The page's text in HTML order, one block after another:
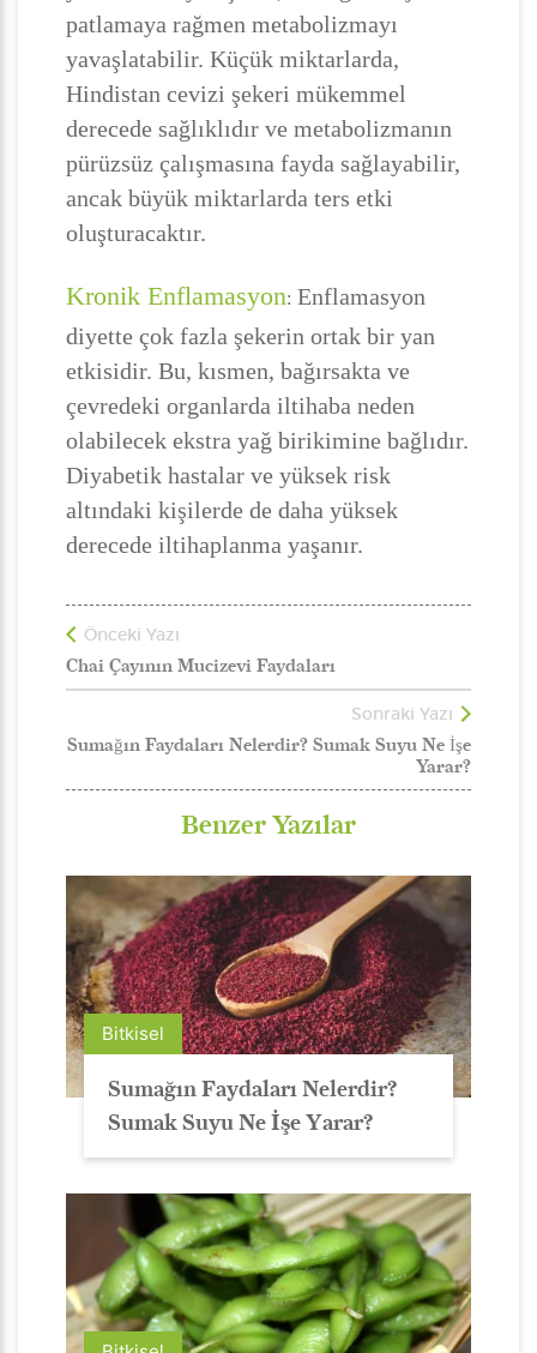
patlamaya rağmen metabolizmayı
yavaşlatabilir. Küçük miktarlarda,
Hindistan cevizi şekeri mükemmel
derecede sağlıklıdır ve metabolizmanın
pürüzsüz çalışmasına fayda sağlayabilir,
ancak büyük miktarlarda ters etki
oluşturacaktır.
Kronik Enflamasyon: Enflamasyon
diyette çok fazla şekerin ortak bir yan
etkisidir. Bu, kısmen, bağırsakta ve
çevredeki organlarda iltihaba neden
olabilecek ekstra yağ birikimine bağlıdır.
Diyabetik hastalar ve yüksek risk
altındaki kişilerde de daha yüksek
derecede iltihaplanma yaşanır.
Önceki Yazı
Chai Çayının Mucizevi Faydaları
Sonraki Yazı
Sumağın Faydaları Nelerdir? Sumak Suyu Ne İşe
Yarar?
Benzer Yazılar
Bitkisel
Sumağın Faydaları Nelerdir?
Sumak Suyu Ne İşe Yarar?